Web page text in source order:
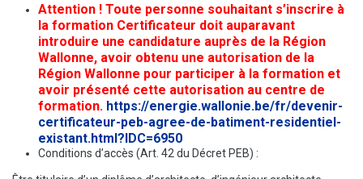
Attention ! Toute personne souhaitant s’inscrire à
la formation Certificateur doit auparavant
introduire une candidature auprès de la Région
Wallonne, avoir obtenu une autorisation de la
Région Wallonne pour participer à la formation et
avoir présenté cette autorisation au centre de
formation. https://energie.wallonie.be/fr/devenir-
certificateur-peb-agree-de-batiment-residentiel-
existant.html?IDC=6950
Conditions d’accès (Art. 42 du Décret PEB) :